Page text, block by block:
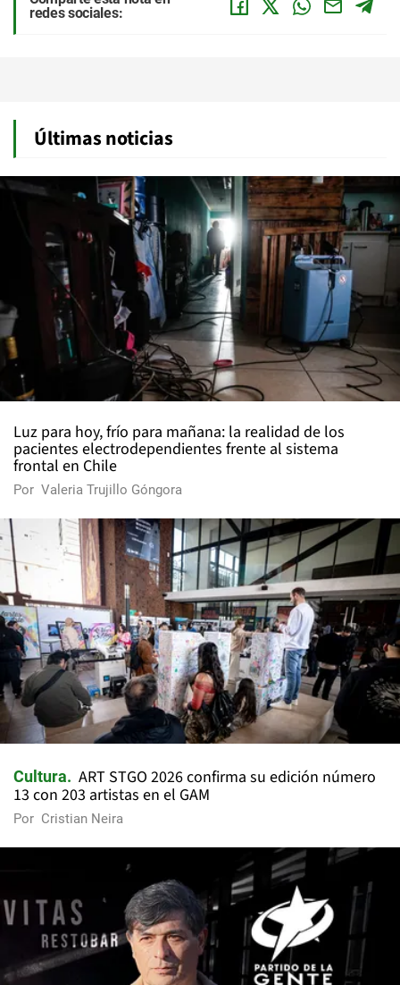
redes sociales:
Últimas noticias
Luz para hoy, frío para mañana: la realidad de los
pacientes electrodependientes frente al sistema
frontal en Chile
Por Valeria Trujillo Góngora
Cultura
ART STGO 2026 confirma su edición número
13 con 203 artistas en el GAM
Por Cristian Neira